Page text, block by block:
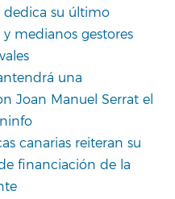
dedica su último
medianos gestores
una
Joan Manuel Serrat el
canarias reiteran su
financiación de la